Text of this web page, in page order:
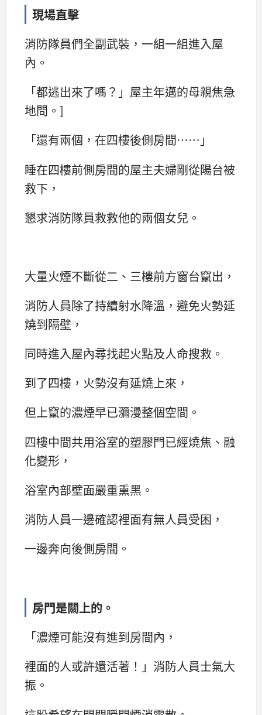
現場直擊
消防隊員們全副武裝，一組一組進入屋
內。
「都逃出來了嗎？」屋主年邁的母親焦急
地問。]
「還有兩個，在四樓後側房間……」
睡在四樓前側房間的屋主夫婦剛從陽台被
救下，
懇求消防隊員救救他的兩個女兒。
大量火煙不斷從二、三樓前方窗台竄出，
消防人員除了持續射水降溫，避免火勢延
燒到隔壁，
同時進入屋內尋找起火點及人命搜救。
到了四樓，火勢沒有延燒上來，
但上竄的濃煙早已瀰漫整個空間。
四樓中間共用浴室的塑膠門已經燒焦、融
化變形，
浴室內部壁面嚴重熏黑。
消防人員一邊確認裡面有無人員受困，
一邊奔向後側房間。
房門是關上的。
「濃煙可能沒有進到房間內，
裡面的人或許還活著！」消防人員士氣大
振。